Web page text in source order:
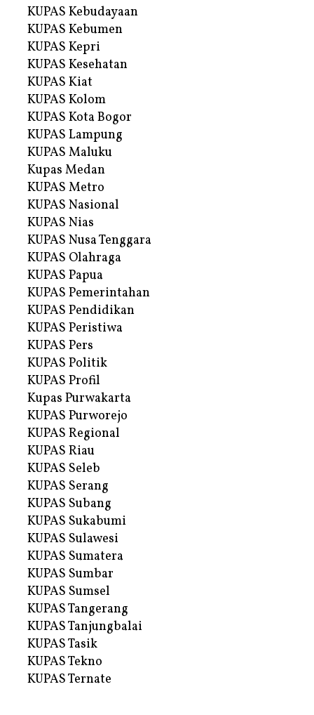
KUPAS Kebudayaan
KUPAS Kebumen
KUPAS Kepri
KUPAS Kesehatan
KUPAS Kiat
KUPAS Kolom
KUPAS Kota Bogor
KUPAS Lampung
KUPAS Maluku
Kupas Medan
KUPAS Metro
KUPAS Nasional
KUPAS Nias
KUPAS Nusa Tenggara
KUPAS Olahraga
KUPAS Papua
KUPAS Pemerintahan
KUPAS Pendidikan
KUPAS Peristiwa
KUPAS Pers
KUPAS Politik
KUPAS Profil
Kupas Purwakarta
KUPAS Purworejo
KUPAS Regional
KUPAS Riau
KUPAS Seleb
KUPAS Serang
KUPAS Subang
KUPAS Sukabumi
KUPAS Sulawesi
KUPAS Sumatera
KUPAS Sumbar
KUPAS Sumsel
KUPAS Tangerang
KUPAS Tanjungbalai
KUPAS Tasik
KUPAS Tekno
KUPAS Ternate